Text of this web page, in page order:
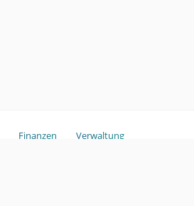
Finanzen
Verwaltung